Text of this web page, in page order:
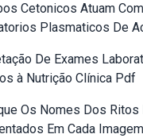
Cetonicos Atuam
Plasmaticos De
De Exames
à Nutrição Clínica Pdf
Os Nomes Dos
Em Cada Imagem